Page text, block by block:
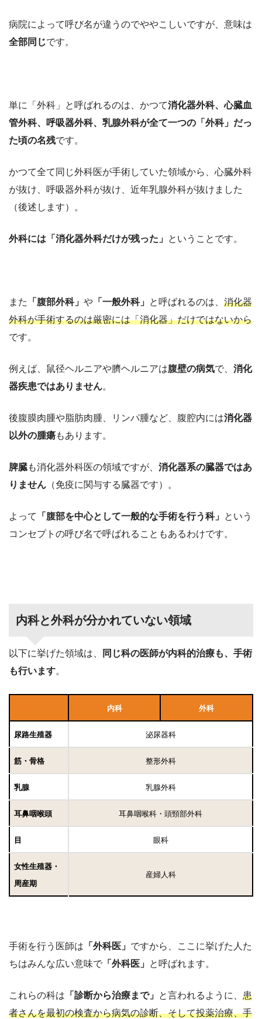
病院によって呼び名が違うのでややこしいですが、意味は
全部同じです。
単に「外科」と呼ばれるのは、かつて消化器外科、心臓血
管外科、呼吸器外科、乳腺外科が全て一つの「外科」だっ
た頃の名残です。
かつて全て同じ外科医が手術していた領域から、心臓外科
が抜け、呼吸器外科が抜け、近年乳腺外科が抜けました
（後述します）。
外科には「消化器外科だけが残った」 ということです。
また 「腹部外科」 や 「一般外科」 と呼ばれるのは、 消化器
外科が手術するのは厳密には「消化器」だけではないから
です。
例えば、鼠径ヘルニアや臍ヘルニアは腹壁の病気で、 消化
器疾患ではありません。
後腹膜肉腫や脂肪肉腫、リンパ腫など、腹腔内には消化器
以外の腫瘍もあります。
脾臓も消化器外科医の領域ですが、 消化器系の臓器ではあ
りません （免疫に関与する臓器です）。
よって 「腹部を中心として一般的な手術を行う科」 という
コンセプトの呼び名で呼ばれることもあるわけです。
内科と外科が分かれていない領域
以下に挙げた領域は、
同じ科の医師が内科的治療も、手術
も行います。
内科 外科
尿路生殖器 泌尿器科
筋・骨格 整形外科
乳腺 乳腺外科
耳鼻咽喉頭 耳鼻咽喉科・頭頸部外科
目 眼科
女性生殖器・
周産期
産婦人科
手術を行う医師は 「外科医」 ですから、ここに挙げた人た
ちはみんな広い意味で 「外科医」 と呼ばれます。
これらの科は 「診断から治療まで」 と言われるように、 患
者さんを最初の検査から病気の診断、そして投薬治療、手